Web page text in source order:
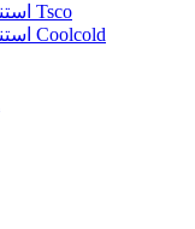
استند و پایه خنک کننده Tsco
استند و پایه خنک کننده Coolcold